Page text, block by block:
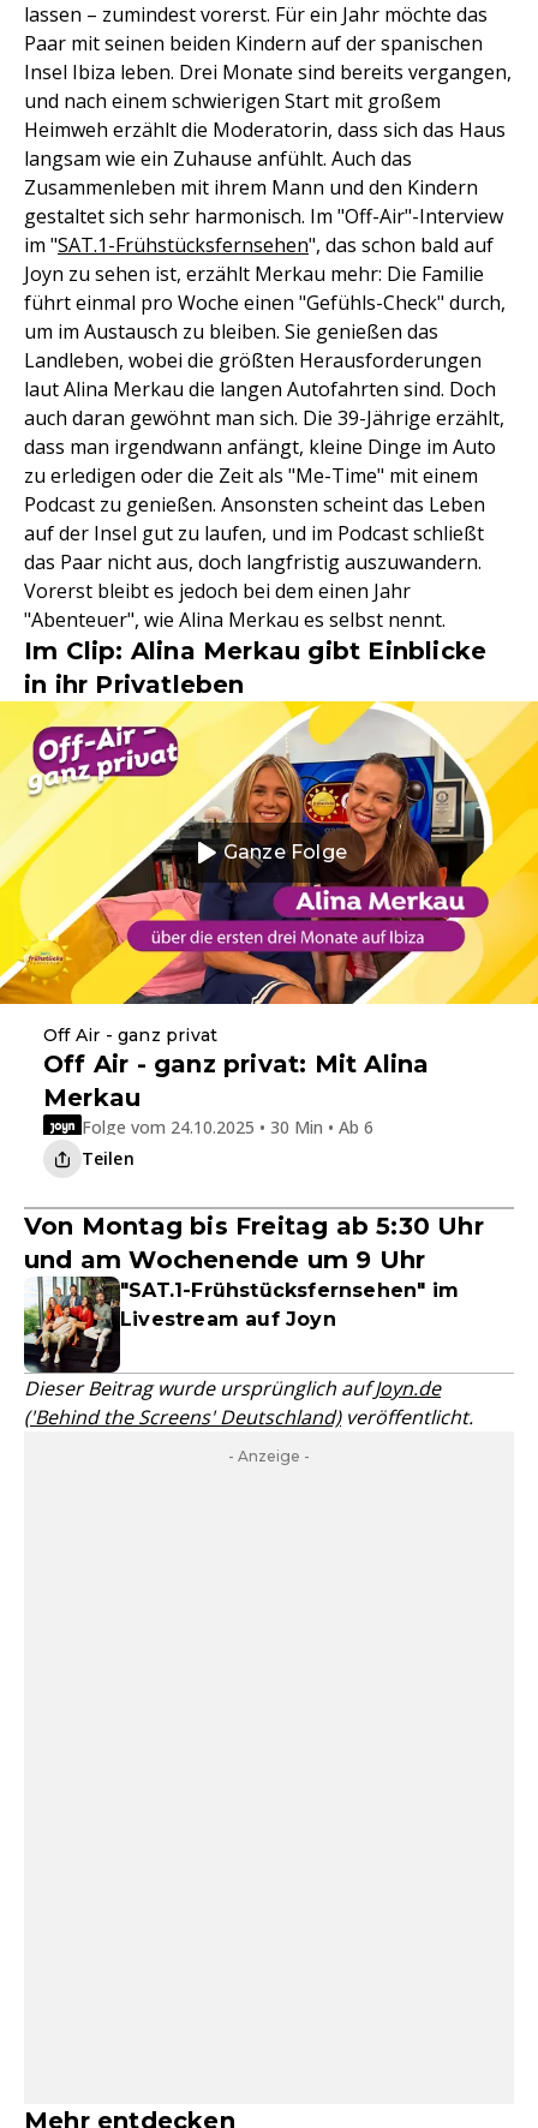
lassen – zumindest vorerst. Für ein Jahr möchte das
Paar mit seinen beiden Kindern auf der spanischen
Insel Ibiza leben. Drei Monate sind bereits vergangen,
und nach einem schwierigen Start mit großem
Heimweh erzählt die Moderatorin, dass sich das Haus
langsam wie ein Zuhause anfühlt. Auch das
Zusammenleben mit ihrem Mann und den Kindern
gestaltet sich sehr harmonisch. Im "Off-Air"-Interview
im "SAT.1-Frühstücksfernsehen", das schon bald auf
Joyn zu sehen ist, erzählt Merkau mehr: Die Familie
führt einmal pro Woche einen "Gefühls-Check" durch,
um im Austausch zu bleiben. Sie genießen das
Landleben, wobei die größten Herausforderungen
laut Alina Merkau die langen Autofahrten sind. Doch
auch daran gewöhnt man sich. Die 39-Jährige erzählt,
dass man irgendwann anfängt, kleine Dinge im Auto
zu erledigen oder die Zeit als "Me-Time" mit einem
Podcast zu genießen. Ansonsten scheint das Leben
auf der Insel gut zu laufen, und im Podcast schließt
das Paar nicht aus, doch langfristig auszuwandern.
Vorerst bleibt es jedoch bei dem einen Jahr
"Abenteuer", wie Alina Merkau es selbst nennt.
Im Clip: Alina Merkau gibt Einblicke
in ihr Privatleben
Ganze Folge
Off Air - ganz privat
Off Air - ganz privat: Mit Alina
Merkau
Folge vom 24.10.2025 • 30 Min • Ab 6
Teilen
Von Montag bis Freitag ab 5:30 Uhr
und am Wochenende um 9 Uhr
"SAT.1-Frühstücksfernsehen" im
Livestream auf Joyn
Dieser Beitrag wurde ursprünglich aufJoyn.de
('Behind the Screens' Deutschland)veröffentlicht.
- Anzeige -
Mehr entdecken